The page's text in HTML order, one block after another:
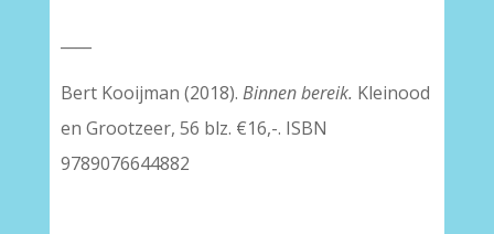
Bert Kooijman (2018). Binnen bereik. Kleinood
en Grootzeer, 56 blz. €16,-. ISBN
9789076644882